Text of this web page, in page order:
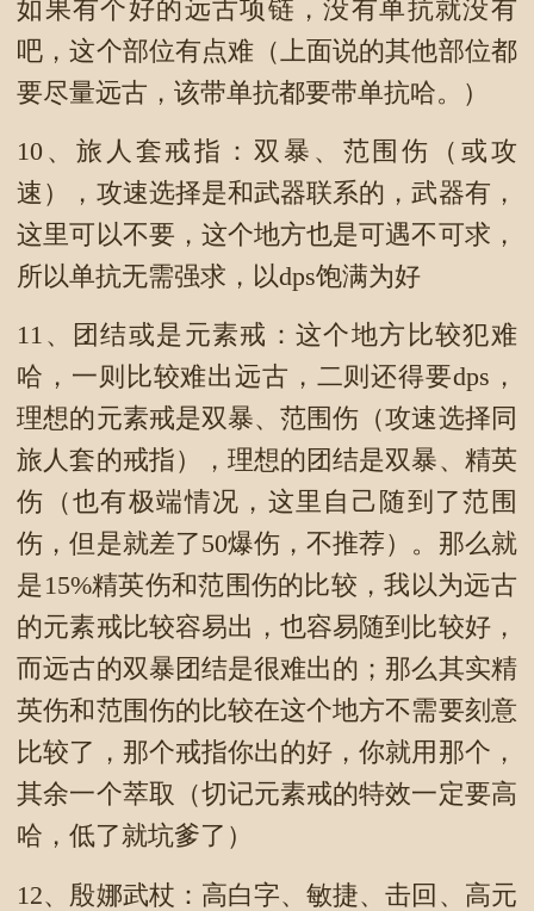
如果有个好的远古项链，没有单抗就没有
吧，这个部位有点难（上面说的其他部位都
要尽量远古，该带单抗都要带单抗哈。）
10、旅人套戒指：双暴、范围伤（或攻
速），攻速选择是和武器联系的，武器有，
这里可以不要，这个地方也是可遇不可求，
所以单抗无需强求，以dps饱满为好
11、团结或是元素戒：这个地方比较犯难
哈，一则比较难出远古，二则还得要dps，
理想的元素戒是双暴、范围伤（攻速选择同
旅人套的戒指），理想的团结是双暴、精英
伤（也有极端情况，这里自己随到了范围
伤，但是就差了50爆伤，不推荐）。那么就
是15%精英伤和范围伤的比较，我以为远古
的元素戒比较容易出，也容易随到比较好，
而远古的双暴团结是很难出的；那么其实精
英伤和范围伤的比较在这个地方不需要刻意
比较了，那个戒指你出的好，你就用那个，
其余一个萃取（切记元素戒的特效一定要高
哈，低了就坑爹了）
12、殷娜武杖：高白字、敏捷、击回、高元